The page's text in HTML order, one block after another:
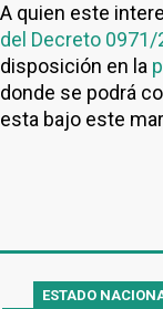
A quien este
del Decreto 0971/
disposición en la
donde se podrá
esta bajo este
ESTADO